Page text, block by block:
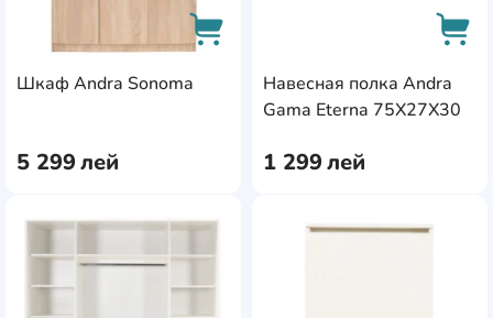
Шкаф Andra Sonoma
5 299лей
AddCardToCart
Навесная полка Andra
Gama Eterna 75X27X30
1 299лей
AddCardToFavourite